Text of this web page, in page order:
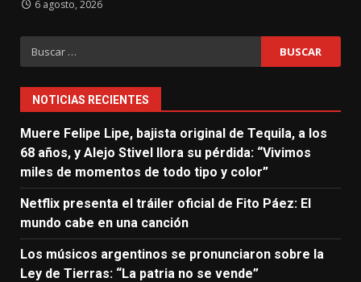
6 agosto, 2026
Buscar:
NOTICIAS RECIENTES
Muere Felipe Lipe, bajista original de Tequila, a los
68 años, y Alejo Stivel llora su pérdida: “Vivimos
miles de momentos de todo tipo y color”
Netflix presenta el tráiler oficial de Fito Páez: El
mundo cabe en una canción
Los músicos argentinos se pronunciaron sobre la
Ley de Tierras: “La patria no se vende”